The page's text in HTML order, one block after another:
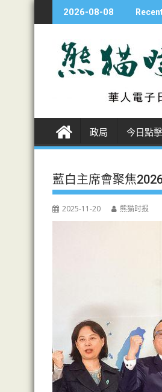
k
e
2026-08-08
漢光夜練防斬首 賴披避彈
政局 今日點擊
藍白主席會聚焦
2025-11-20 熊猫时报